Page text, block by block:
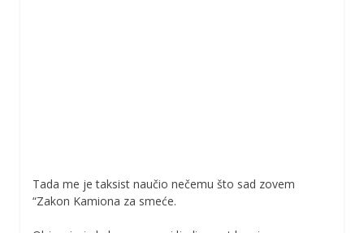
Tada me je taksist naučio nečemu što sad zovem
“Zakon Kamiona za smeće.